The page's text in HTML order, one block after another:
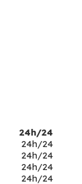
24h/24
24h/24
24h/24
24h/24
24h/24